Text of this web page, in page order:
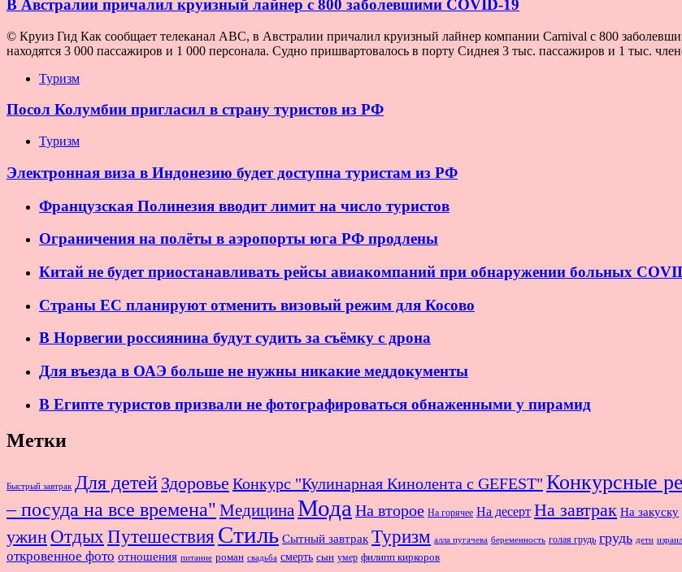
В Австралии причалил круизный лайнер с 800 заболевшими COVID-19
© Круиз Гид Как сообщает телеканал ABC, в Австралии причалил круизный лайнер компании Carnival с 800
находятся 3 000 пассажиров и 1 000 персонала. Судно пришвартовалось в порту Сиднея 3 тыс. пассажиров и 1 тыс.
Туризм
Посол Колумбии пригласил в страну туристов из РФ
Туризм
Электронная виза в Индонезию будет доступна туристам из РФ
Французская Полинезия вводит лимит на число туристов
Ограничения на полёты в аэропорты юга РФ продлены
Китай не будет приостанавливать рейсы авиакомпаний при обнаружении больных
Страны ЕС планируют отменить визовый режим для Косово
В Норвегии россиянина будут судить за съёмку с дрона
Для въезда в ОАЭ больше не нужны никакие меддокументы
В Египте туристов призвали не фотографироваться обнаженными у пирамид
Метки
Быстрый завтрак Для детей Здоровье Конкурс "Кулинарная Кинолента с GEFEST" Конкурсные
– посуда на все времена" Медицина Мода На второе На горячее На десерт На завтрак На закуску
ужин ОтдыхПутешествия Стиль Сытный завтрак Туризм алла пугачева беременность голая грудь грудь дети
откровенное фото отношения питание роман свадьба смерть сын умер филипп киркоров